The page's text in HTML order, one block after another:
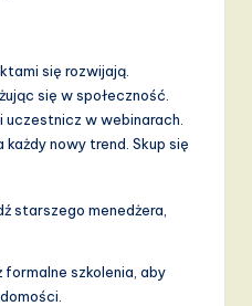
się rozwijają.
się w społeczność.
uczestnicz w webinarach.
nowy trend. Skup się
starszego menedżera,
formalne szkolenia, aby